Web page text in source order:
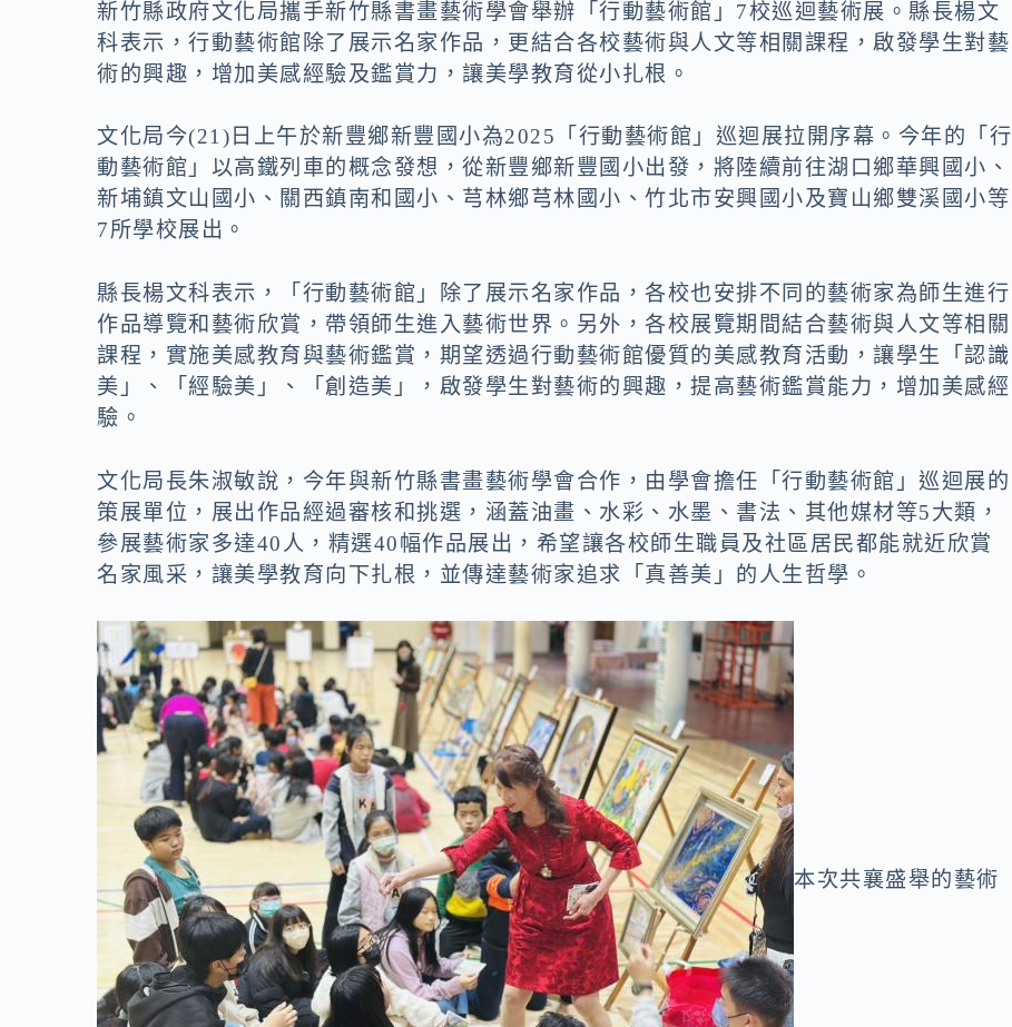
o
k
n
k
新竹縣政府文化局攜手新竹縣書畫藝術學會舉辦「行動藝術館」7校巡迴藝術展。縣長楊文
科表示，行動藝術館除了展示名家作品，更結合各校藝術與人文等相關課程，啟發學生對藝
術的興趣，增加美感經驗及鑑賞力，讓美學教育從小扎根。
文化局今(21)日上午於新豐鄉新豐國小為2025「行動藝術館」巡迴展拉開序幕。今年的「行
動藝術館」以高鐵列車的概念發想，從新豐鄉新豐國小出發，將陸續前往湖口鄉華興國小、
新埔鎮文山國小、關西鎮南和國小、芎林鄉芎林國小、竹北市安興國小及寶山鄉雙溪國小等
7所學校展出。
縣長楊文科表示，「行動藝術館」除了展示名家作品，各校也安排不同的藝術家為師生進行
作品導覽和藝術欣賞，帶領師生進入藝術世界。另外，各校展覽期間結合藝術與人文等相關
課程，實施美感教育與藝術鑑賞，期望透過行動藝術館優質的美感教育活動，讓學生「認識
美」、「經驗美」、「創造美」，啟發學生對藝術的興趣，提高藝術鑑賞能力，增加美感經
驗。
文化局長朱淑敏說，今年與新竹縣書畫藝術學會合作，由學會擔任「行動藝術館」巡迴展的
策展單位，展出作品經過審核和挑選，涵蓋油畫、水彩、水墨、書法、其他媒材等5大類，
參展藝術家多達40人，精選40幅作品展出，希望讓各校師生職員及社區居民都能就近欣賞
名家風采，讓美學教育向下扎根，並傳達藝術家追求「真善美」的人生哲學。
本次共襄盛舉的藝術